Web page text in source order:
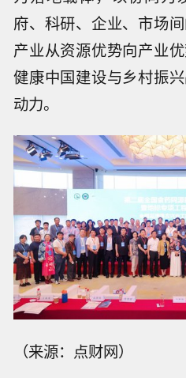
府、科研、企业、市场
产业从资源优势向产业
健康中国建设与乡村振
动力。
（来源：点财网）